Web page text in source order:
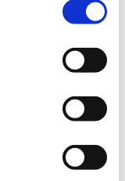
sujuvaa arkea.
ihmiselämän.